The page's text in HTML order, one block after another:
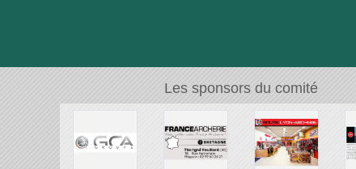
Les sponsors du comité